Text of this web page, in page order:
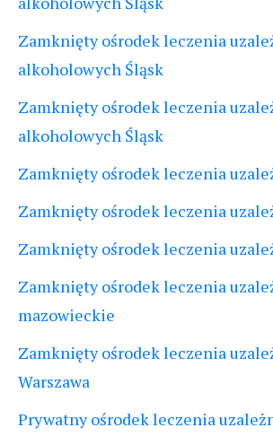
Zamknięty ośrodek leczenia
alkoholowych Śląsk
Zamknięty ośrodek leczenia
alkoholowych Śląsk
Zamknięty ośrodek leczenia
Zamknięty ośrodek leczenia
Zamknięty ośrodek leczenia
Zamknięty ośrodek leczenia
mazowieckie
Zamknięty ośrodek leczenia
Warszawa
Prywatny ośrodek leczenia